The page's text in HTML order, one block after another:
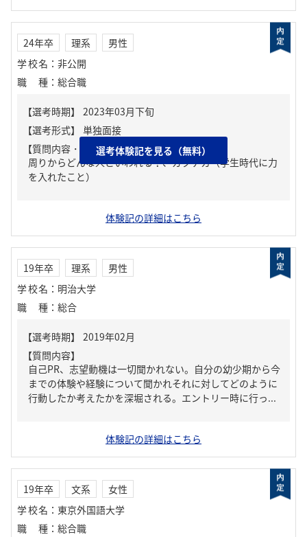
24年卒 理系
男性
学校名 ： 非公開
職種 ： 総合職
【質問内容・課題】
周りからどんな人といわれる？、ガクチカ（学生時代に力
を入れたこと）
選考体験記を見る（無料）
体験記の詳細はこちら
19年卒 理系
男性
学校名 ： 明治大学
職種 ： 総合
【質問内容】
自己PR、志望動機は一切聞かれない。自分の幼少期から今
までの体験や経験について聞かれそれに対してどのように
行動したか考えたかを深堀される。エントリー時に行っ...
体験記の詳細はこちら
19年卒 文系
女性
学校名 ： 東京外国語大学
職種 ： 総合職